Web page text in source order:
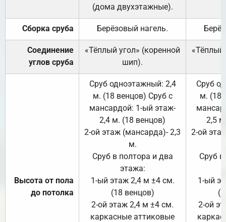
(дома двухэтажные).
Сборка сруба Берёзовый нагель.
Соединение
углов сруба
«Тёплый угол» (коренной
шип).
«Тёплый
Высота от пола
до потолка
Сруб одноэтажный: 2,4
м. (18 венцов) Сруб с
мансардой: 1-ый этаж-
2,4 м. (18 венцов)
2-ой этаж (мансарда)- 2,3
м.
Сруб в полтора и два
этажа:
1-ый этаж 2,4 м ±4 см.
(18 венцов)
2-ой этаж 2,4 м ±4 см.
каркасные аттиковые
Сруб
м. (18
2,5
2-ой
Сруб
1-ый
2-ой